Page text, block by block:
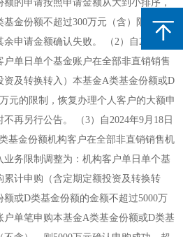
的申请按照申请金额从大到小排序，
金份额不超过300万元（含）限额的申
申请金额确认失败。 （2）自2024年9
户单日单个基金账户在全部非直销销售
及转换转入）本基金A类基金份额或D
元的限制，恢复办理个人客户的大额申
再另行公告。 （3）自2024年9月18日
基金份额机构客户在全部非直销销售机
务限制调整为：机构客户单日单个基
计申购（含定期定额投资及转换转
或D类基金份额的金额不超过5000万
户单笔申购本基金A类基金份额或D类基